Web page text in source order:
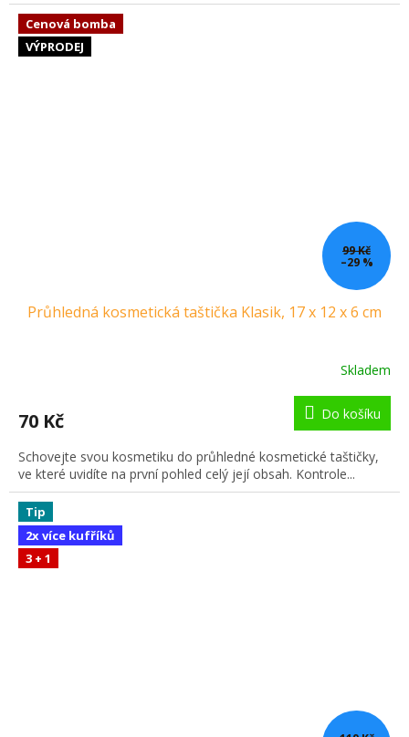
Cenová bomba
VÝPRODEJ
99 Kč
–29 %
Průhledná kosmetická taštička Klasik, 17 x 12 x 6 cm
Skladem
70 Kč Do košíku
Schovejte svou kosmetiku do průhledné kosmetické taštičky,
ve které uvidíte na první pohled celý její obsah. Kontrole...
Tip
2x více kufříků
3 + 1